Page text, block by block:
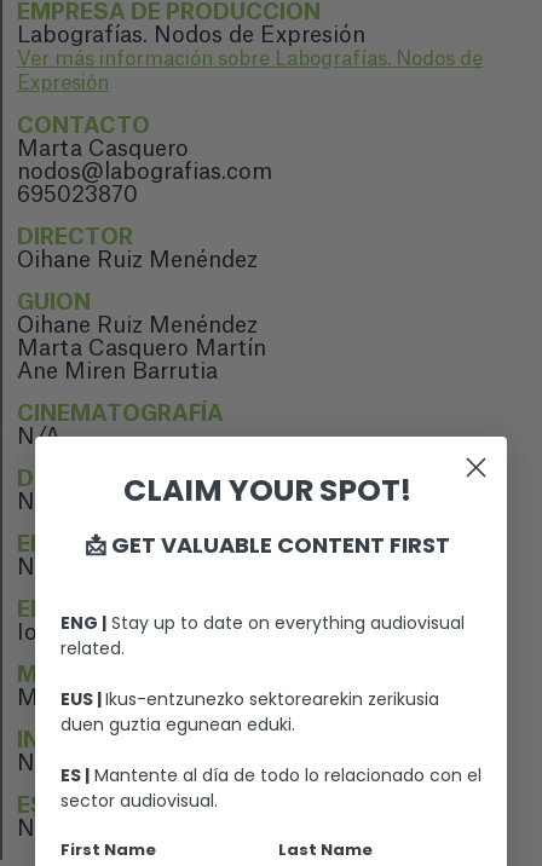
EMPRESA DE PRODUCCIÓN
Labografías. Nodos de Expresión
Ver más información sobre Labografías. Nodos de
Expresión
CONTACTO
Marta Casquero
nodos@labografias.com
695023870
DIRECTOR
Oihane Ruiz Menéndez
GUION
Oihane Ruiz Menéndez
Marta Casquero Martín
Ane Miren Barrutia
CINEMATOGRAFÍA
N/A
DIRECCIÓN ARTÍSTICA
N/A
EDICIÓN
Nagore Eceiza
EDICIÓN DE SONIDO
Iosu González
MÚSICA
Maite Ruiz de Erentxun
INTÉRPRETES
N/A
ESTRENO
No se ha estrenado aún
CLAIM YOUR SPOT!
📩 GET VALUABLE CONTENT FIRST
ENG | Stay up to date on everything audiovisual
related.
EUS |Ikus-entzunezko sektorearekin zerikusia
duen guztia egunean eduki.
ES | Mantente al día de todo lo relacionado con el
sector audiovisual.
First Name Last Name